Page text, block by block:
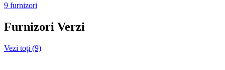
9 furnizori
Furnizori Verzi
Vezi toți (9)